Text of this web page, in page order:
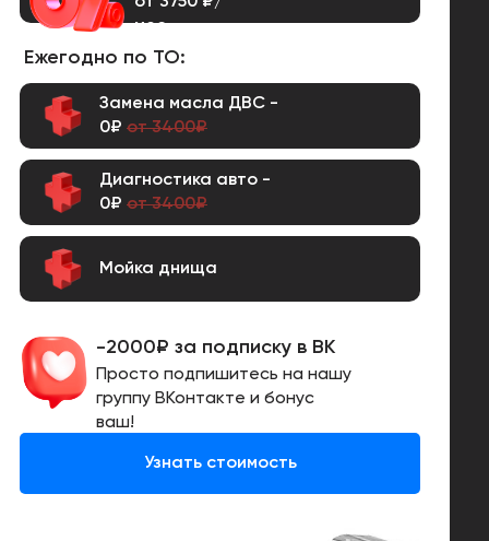
-2000₽ за подписку в ВК
Просто подпишитесь на нашу
группу ВКонтакте и бонус
ваш!
Ежегодно по ТО:
Узнать стоимость
Мойка днища
Диагностика авто -
0₽ от 3400₽
мес.
Замена масла ДВС -
0₽ от 3400₽